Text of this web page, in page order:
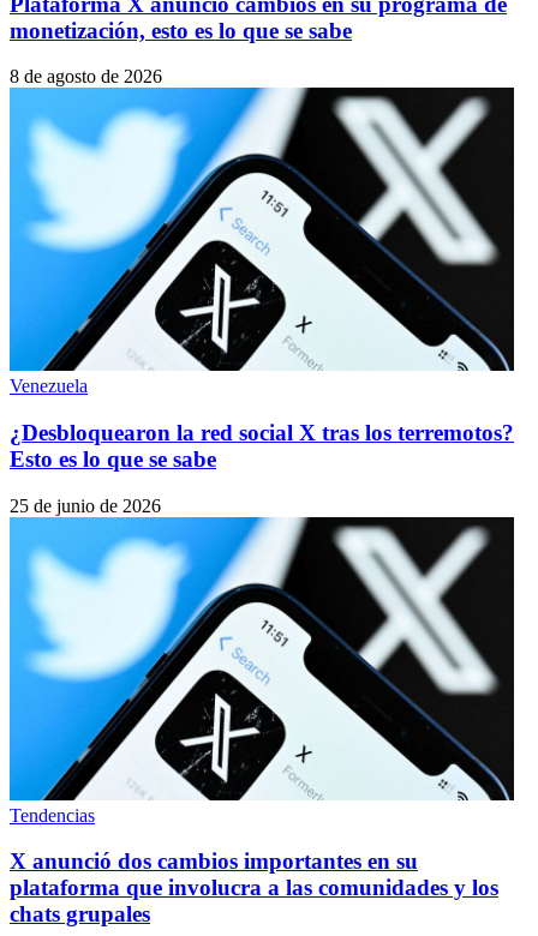
monetización, esto es lo que se sabe
8 de agosto de 2026
Venezuela
¿Desbloquearon la red social X tras los terremotos?
Esto es lo que se sabe
25 de junio de 2026
Tendencias
X anunció dos cambios importantes en su
plataforma que involucra a las comunidades y los
chats grupales